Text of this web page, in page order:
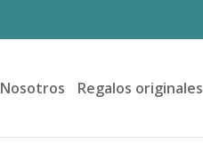
Nosotros Regalos originales